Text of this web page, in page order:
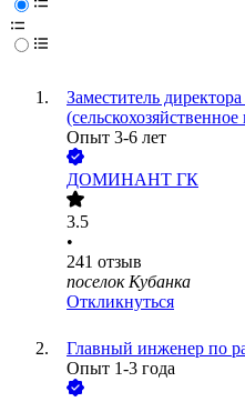
Заместитель
Опыт 3-6 лет
ДОМИНАНТ ГК
3.5
•
241 отзыв
поселок Кубанка
Откликнуться
Главный инженер по
Опыт 1-3 года